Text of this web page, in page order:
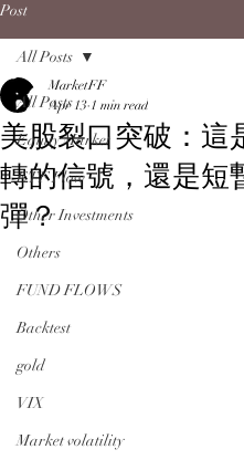
Post
All Posts
Equity Market
ETF Flow
Other Investments
Others
FUND FLOWS
Backtest
gold
VIX
Market volatility
All Posts
美股裂口突破：這
轉的信號，還是短
彈？
MarketFF
Apr 13 1 min read